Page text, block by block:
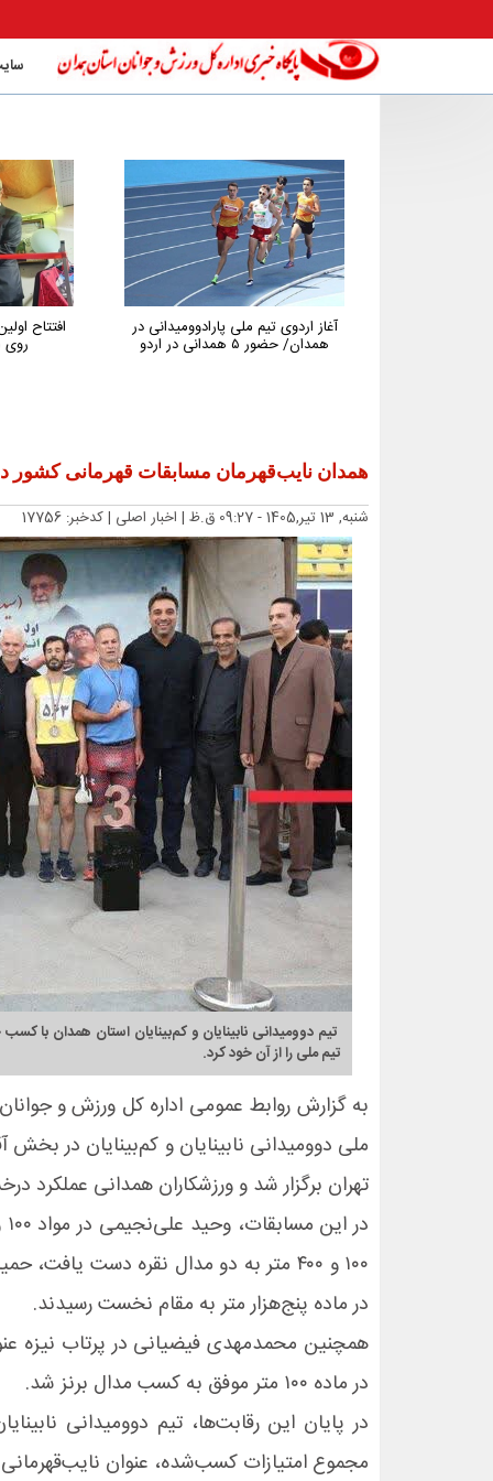
آغاز اردوی تیم ملی پارادوومیدانی در
همدان/ حضور ۵ همدانی در اردو
افتتاح
روی
همدان نایب‌قهرمان مسابقات قهرمانی کشور
شنبه, 13 تیر,1405 - 09:27 ق.ظ | اخبار اصلی | کدخبر: 17756
تیم دوومیدانی نابینایان و کم‌بینایان استان همدان با
تیم ملی را از آن خود کرد.
به گزارش روابط عمومی اداره کل ورزش و
تهران برگزار شد و ورزشکاران همدانی عملکرد
در ماده پنج‌هزار متر به مقام نخست رسیدند.
همچنین محمدمهدی فیضیانی در پرتاب نیزه
در ماده ۱۰۰ متر موفق به کسب مدال برنز شد.
در پایان این رقابت‌ها، تیم دوومیدانی
مجموع امتیازات کسب‌شده، عنوان